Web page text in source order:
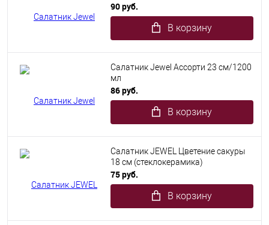
90 руб.
В корзину
Салатник Jewel Ассорти 23 см/1200
мл
86 руб.
В корзину
Салатник JEWEL Цветение сакуры
18 см (стеклокерамика)
75 руб.
В корзину